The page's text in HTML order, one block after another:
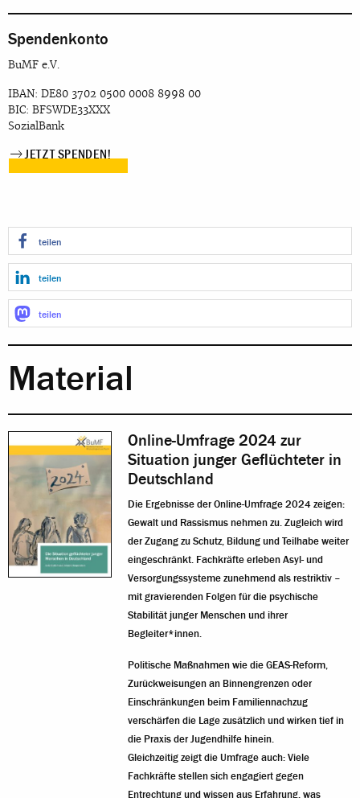
Spendenkonto
BuMF e.V.
IBAN: DE80 3702 0500 0008 8998 00
BIC: BFSWDE33XXX
SozialBank
JETZT SPENDEN!
teilen
teilen
teilen
Material
Online-Umfrage 2024 zur
Situation junger Geflüchteter in
Deutschland
Die Ergebnisse der Online-Umfrage 2024 zeigen:
Gewalt und Rassismus nehmen zu. Zugleich wird
der Zugang zu Schutz, Bildung und Teilhabe weiter
eingeschränkt. Fachkräfte erleben Asyl- und
Versorgungssysteme zunehmend als restriktiv –
mit gravierenden Folgen für die psychische
Stabilität junger Menschen und ihrer
Begleiter*innen.
Politische Maßnahmen wie die GEAS-Reform,
Zurückweisungen an Binnengrenzen oder
Einschränkungen beim Familiennachzug
verschärfen die Lage zusätzlich und wirken tief in
die Praxis der Jugendhilfe hinein.
Gleichzeitig zeigt die Umfrage auch: Viele
Fachkräfte stellen sich engagiert gegen
Entrechtung und wissen aus Erfahrung, was